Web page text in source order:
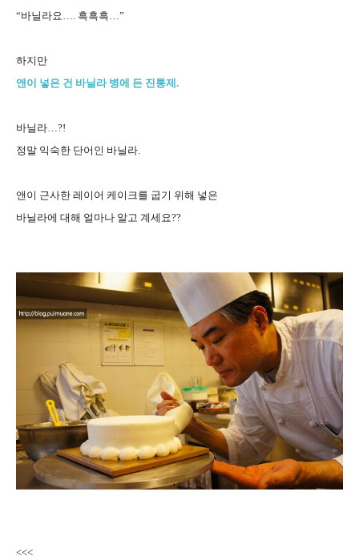
“바닐라요…. 흑흑흑…”
하지만
앤이 넣은 건 바닐라 병에 든 진통제.
바닐라…?!
정말 익숙한 단어인 바닐라.
앤이 근사한 레이어 케이크를 굽기 위해 넣은
바닐라에 대해 얼마나 알고 계세요??
<<<